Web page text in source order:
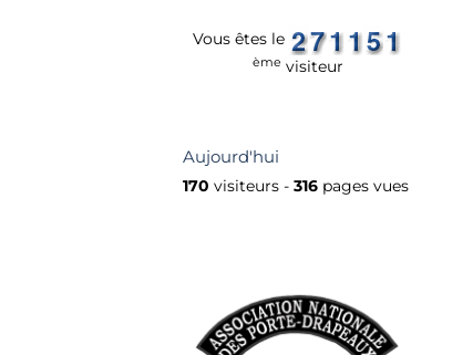
Vous êtes le
ème visiteur
Aujourd'hui
170 visiteurs -316 pages vues